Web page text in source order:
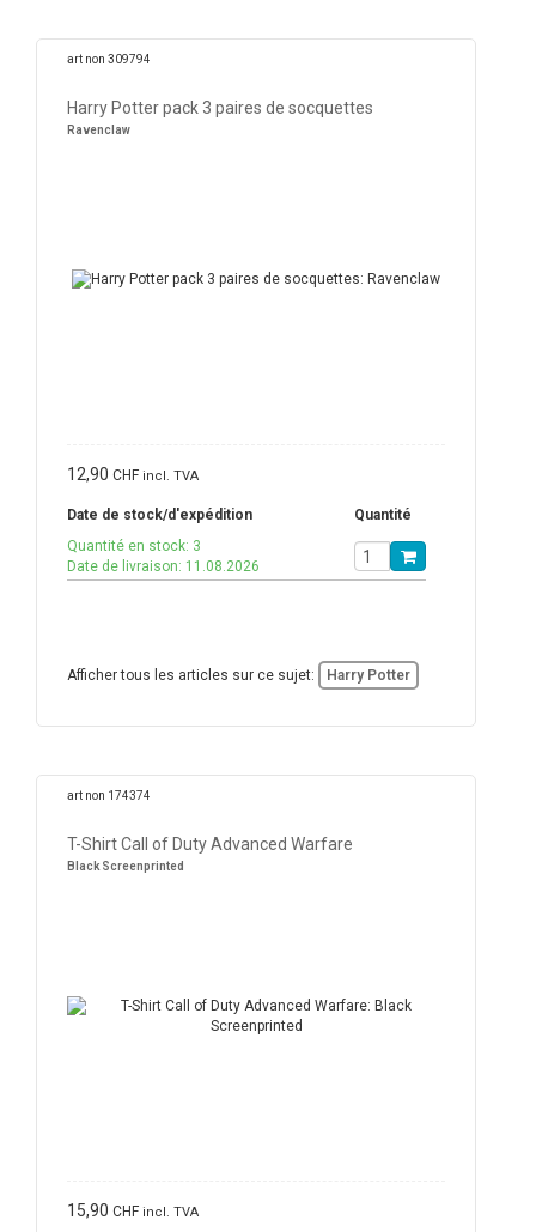
art non 309794
Harry Potter pack 3 paires de socquettes
Ravenclaw
12,90 CHF incl. TVA
Date de stock/d'expédition
Quantité
Quantité en stock: 3
Date de livraison: 11.08.2026
Afficher tous les articles sur ce sujet: Harry Potter
art non 174374
T-Shirt Call of Duty Advanced Warfare
Black Screenprinted
15,90 CHF incl. TVA